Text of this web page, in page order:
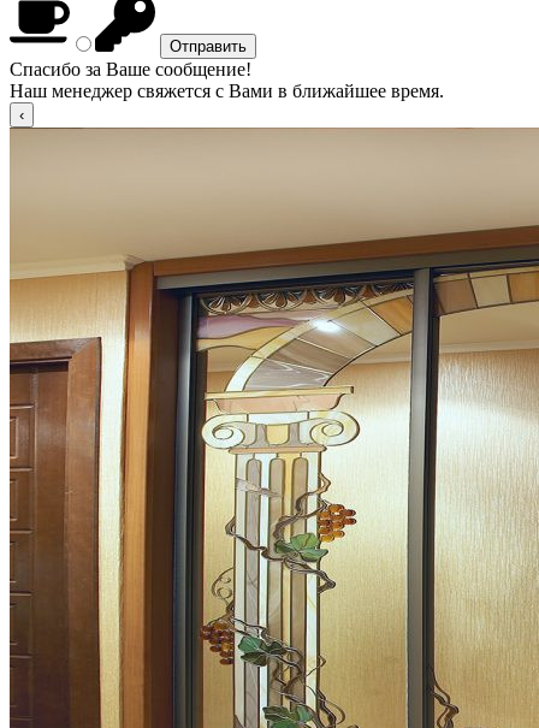
Спасибо за Ваше сообщение!
Наш менеджер свяжется с Вами в ближайшее время.